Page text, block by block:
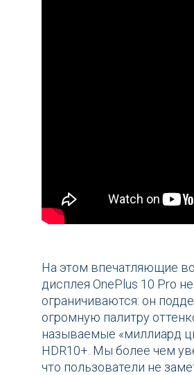
На этом впечатляющие
дисплея OnePlus 10 Pro не
ограничиваются: он
огромную палитру
называемые «миллиард
HDR10+. Мы более чем
что пользователи не